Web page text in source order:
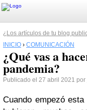
¿Los artículos de tu blog
INICIO › COMUNICACIÓN
¿Qué vas a
pandemia?
Publicado el 27 abril 2021 por
Cuando empezó